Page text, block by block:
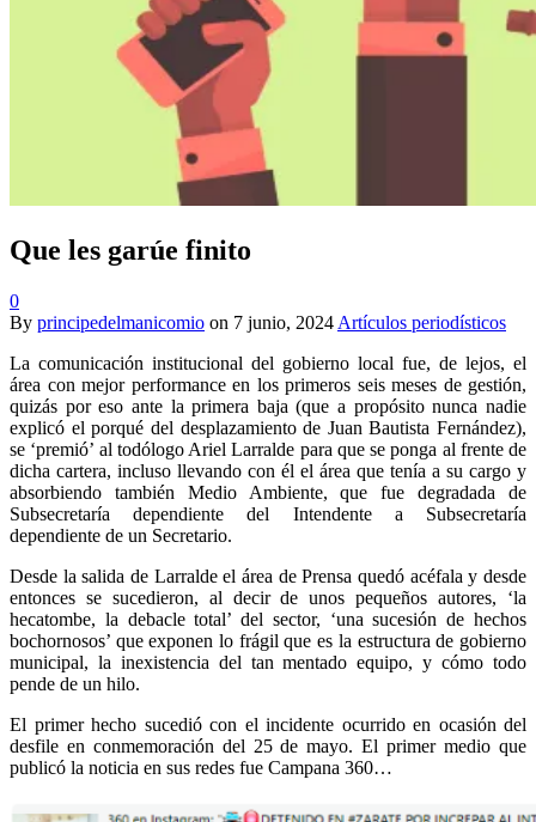
Que les garúe finito
0
By principedelmanicomio on 7 junio, 2024 Artículos periodísticos
La comunicación institucional del gobierno local fue, de lejos, el
área con mejor performance en los primeros seis meses de gestión,
quizás por eso ante la primera baja (que a propósito nunca nadie
explicó el porqué del desplazamiento de Juan Bautista Fernández),
se ‘premió’ al todólogo Ariel Larralde para que se ponga al frente de
dicha cartera, incluso llevando con él el área que tenía a su cargo y
absorbiendo también Medio Ambiente, que fue degradada de
Subsecretaría dependiente del Intendente a Subsecretaría
dependiente de un Secretario.
Desde la salida de Larralde el área de Prensa quedó acéfala y desde
entonces se sucedieron, al decir de unos pequeños autores, ‘la
hecatombe, la debacle total’ del sector, ‘una sucesión de hechos
bochornosos’ que exponen lo frágil que es la estructura de gobierno
municipal, la inexistencia del tan mentado equipo, y cómo todo
pende de un hilo.
El primer hecho sucedió con el incidente ocurrido en ocasión del
desfile en conmemoración del 25 de mayo. El primer medio que
publicó la noticia en sus redes fue Campana 360…